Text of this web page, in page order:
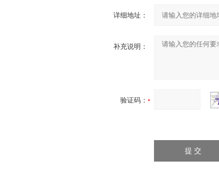
详细地址：
补充说明：
验证码：